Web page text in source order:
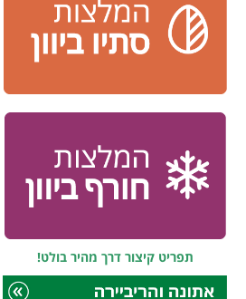
תפריט קיצור דרך מהיר בולט!